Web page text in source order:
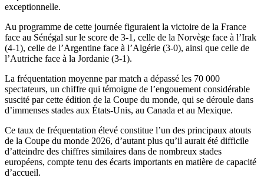
exceptionnelle.
Au programme de cette journée figuraient la victoire de la France
face au Sénégal sur le score de 3-1, celle de la Norvège face à l’Irak
(4-1), celle de l’Argentine face à l’Algérie (3-0), ainsi que celle de
l’Autriche face à la Jordanie (3-1).
La fréquentation moyenne par match a dépassé les 70 000
spectateurs, un chiffre qui témoigne de l’engouement considérable
suscité par cette édition de la Coupe du monde, qui se déroule dans
d’immenses stades aux États-Unis, au Canada et au Mexique.
Ce taux de fréquentation élevé constitue l’un des principaux atouts
de la Coupe du monde 2026, d’autant plus qu’il aurait été difficile
d’atteindre des chiffres similaires dans de nombreux stades
européens, compte tenu des écarts importants en matière de capacité
d’accueil.